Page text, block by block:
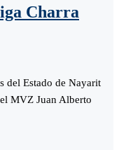
Charra
del Estado de Nayarit
MVZ Juan Alberto